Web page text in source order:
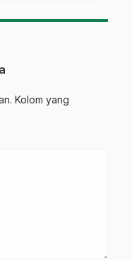
Kolom yang